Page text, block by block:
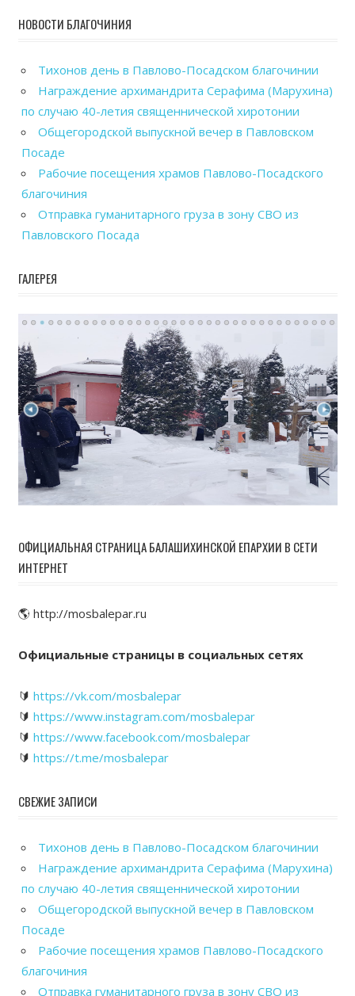
НОВОСТИ БЛАГОЧИНИЯ
Тихонов день в Павлово-Посадском благочинии
Награждение архимандрита Серафима (Марухина)
по случаю 40-летия священнической хиротонии
Общегородской выпускной вечер в Павловском
Посаде
Рабочие посещения храмов Павлово-Посадского
благочиния
Отправка гуманитарного груза в зону СВО из
Павловского Посада
ГАЛЕРЕЯ
ОФИЦИАЛЬНАЯ СТРАНИЦА БАЛАШИХИНСКОЙ ЕПАРХИИ В СЕТИ
ИНТЕРНЕТ
🌎 http://mosbalepar.ru
Официальные страницы в социальных сетях
🔰 https://vk.com/mosbalepar
🔰 https://www.instagram.com/mosbalepar
🔰 https://www.facebook.com/mosbalepar
🔰 https://t.me/mosbalepar
СВЕЖИЕ ЗАПИСИ
Тихонов день в Павлово-Посадском благочинии
Награждение архимандрита Серафима (Марухина)
по случаю 40-летия священнической хиротонии
Общегородской выпускной вечер в Павловском
Посаде
Рабочие посещения храмов Павлово-Посадского
благочиния
Отправка гуманитарного груза в зону СВО из